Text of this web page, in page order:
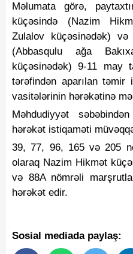
Məlumata görə,
küçəsində (Nazim
Zulalov küçəsinədək)
(Abbasqulu ağa
küçəsinədək) 9-11 may
tərəfindən aparılan
vasitələrinin hərəkətinə
Məhdudiyyət
hərəkət istiqaməti
39, 77, 96, 165 və 205
olaraq Nazim Hikmət
və 88A nömrəli
hərəkət edir.
Sosial mediada paylaş: